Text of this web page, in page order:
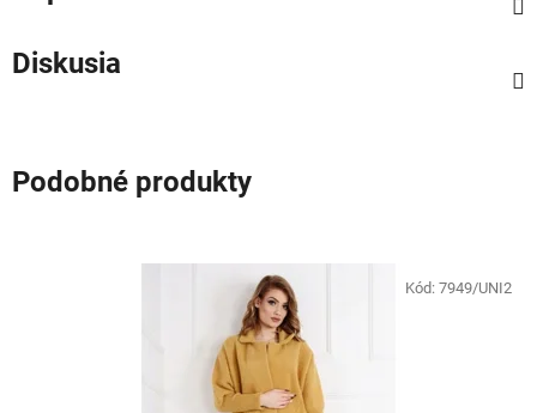
Diskusia
Podobné produkty
Kód: 7949/UNI2